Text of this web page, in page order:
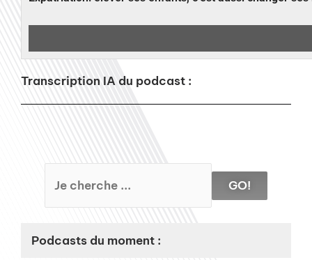
Transcription IA du podcast :
GO!
Podcasts du moment :